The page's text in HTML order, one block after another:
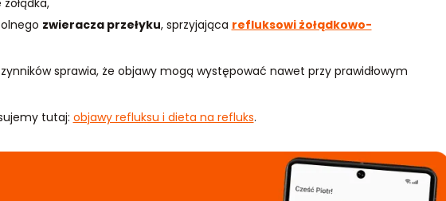
zwieracza przełyku, sprzyjająca refluksowi żołądkowo-
sprawia, że objawy mogą występować nawet przy prawidłowym
tutaj: objawy refluksu i dieta na refluks.